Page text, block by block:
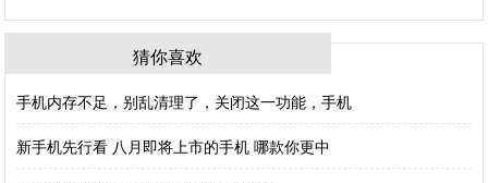
猜你喜欢
手机内存不足，别乱清理了，关闭这一功能，手机
新手机先行看 八月即将上市的手机 哪款你更中